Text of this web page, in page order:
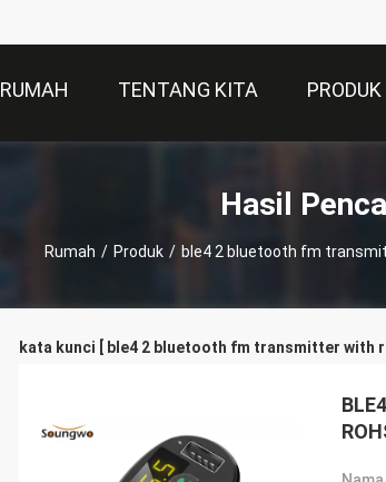
RUMAH TENTANG KITA PRODUK
Hasil
Rumah / Produk / ble4 2 bluetooth fm
kata kunci [ ble4 2 bluetooth fm transmitter with